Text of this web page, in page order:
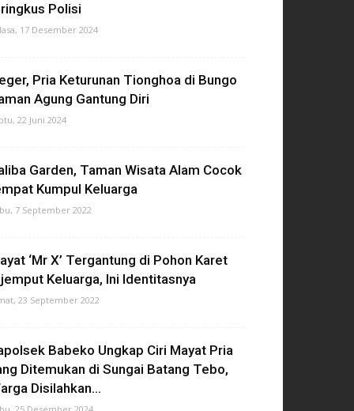
Polisi
17 Desember 2024
Pria Keturunan Tionghoa di Bungo
Agung Gantung Diri
22 Juni 2024
Garden, Taman Wisata Alam Cocok
Kumpul Keluarga
7 September 2022
‘Mr X’ Tergantung di Pohon Karet
Keluarga, Ini Identitasnya
23 September 2022
Babeko Ungkap Ciri Mayat Pria
Ditemukan di Sungai Batang Tebo,
Disilahkan...